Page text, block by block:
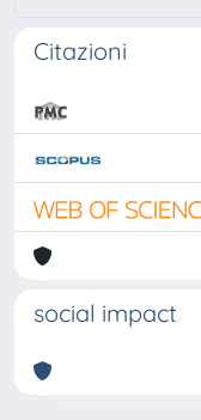
Citazioni
social impact